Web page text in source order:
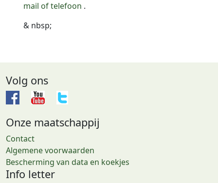
mail of telefoon .
& nbsp;
Volg ons
Onze maatschappij
Contact
Algemene voorwaarden
Bescherming van data en koekjes
Info letter